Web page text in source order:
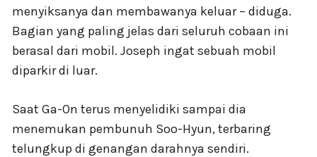
menyiksanya dan membawanya keluar – diduga.
Bagian yang paling jelas dari seluruh cobaan ini
berasal dari mobil. Joseph ingat sebuah mobil
diparkir di luar.
Saat Ga-On terus menyelidiki sampai dia
menemukan pembunuh Soo-Hyun, terbaring
telungkup di genangan darahnya sendiri.